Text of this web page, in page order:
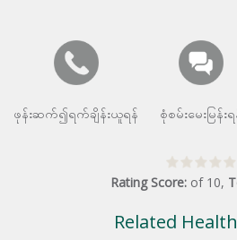
ဖုန်းဆက်၍ရက်ချိန်းယူရန် စုံစမ်းမေးမြန်း
Rating Score: of 10,
Related